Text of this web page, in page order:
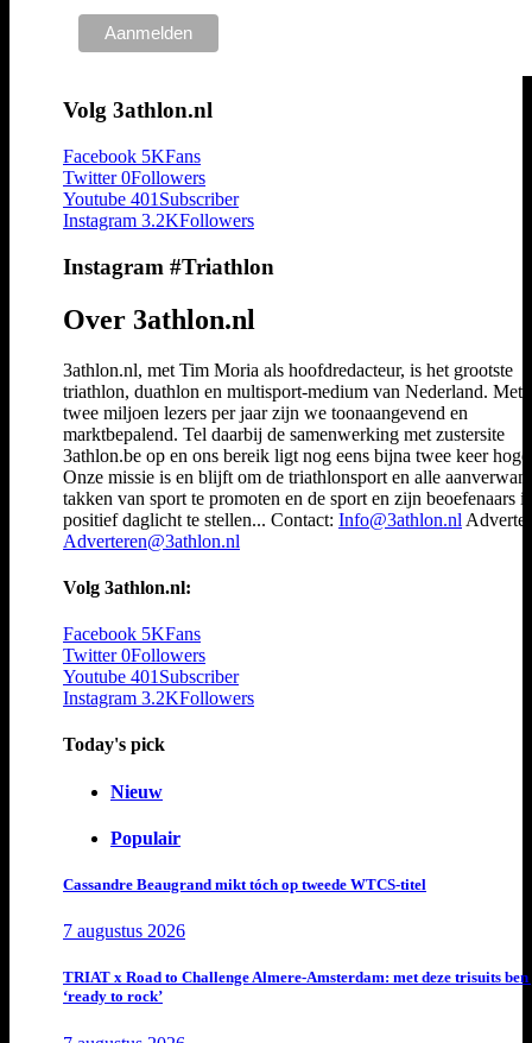
Volg 3athlon.nl
Facebook 5KFans
Twitter 0Followers
Youtube 401 Subscriber
Instagram 3.2KFollowers
Instagram #Triathlon
Over 3athlon.nl
3athlon.nl, met Tim Moria als hoofdredacteur, is het grootste
triathlon, duathlon en multisport-medium van Nederland. Met
twee miljoen lezers per jaar zijn we toonaangevend en
marktbepalend. Tel daarbij de samenwerking met zustersite
3athlon.be op en ons bereik ligt nog eens bijna twee keer
Onze missie is en blijft om de triathlonsport en alle
takken van sport te promoten en de sport en zijn beoefenaars
positief daglicht te stellen... Contact: Info@3athlon.nl
Adverteren@3athlon.nl
Volg 3athlon.nl:
Facebook 5KFans
Twitter 0Followers
Youtube 401 Subscriber
Instagram 3.2KFollowers
Today's pick
Nieuw
Populair
Cassandre Beaugrand mikt tóch op tweede WTCS-titel
7 augustus 2026
TRIAT x Road to Challenge Almere-Amsterdam: met deze trisuits ben
‘ready to rock’